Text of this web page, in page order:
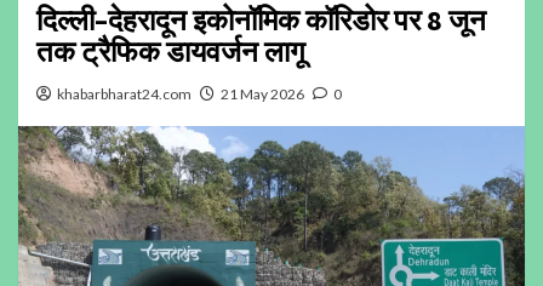
दिल्ली–देहरादून इकोनॉमिक कॉरिडोर पर 8 जून
तक ट्रैफिक डायवर्जन लागू
khabarbharat24.com 21 May 2026 0